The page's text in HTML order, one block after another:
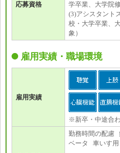
応募資格
学卒業、大学院
(3)アシスタント
校・大学卒業、
象）
雇用実績・職場環境
雇用実績
※新卒・中途合
勤務時間の配慮
ベータ 車いす